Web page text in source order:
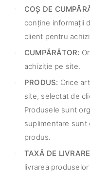
COȘ DE
conține informații
client pentru
CUMPĂRĂTOR:
achiziție pe site.
PRODUS: Orice
site, selectat de
Produsele sunt
suplimentare sunt
produs.
TAXĂ DE
livrarea